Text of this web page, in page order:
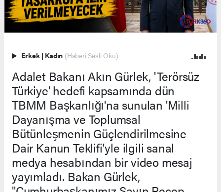
Erkek | Kadın (Haberi Sesli Oku)
Adalet Bakanı Akın Gürlek, 'Terörsüz
Türkiye' hedefi kapsamında dün
TBMM Başkanlığı'na sunulan 'Milli
Dayanışma ve Toplumsal
Bütünleşmenin Güçlendirilmesine
Dair Kanun Teklifi'yle ilgili sanal
medya hesabından bir video mesaj
yayımladı. Bakan Gürlek,